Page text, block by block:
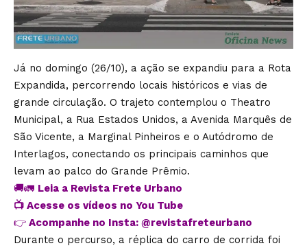
Já no domingo (26/10), a ação se expandiu para a Rota
Expandida, percorrendo locais históricos e vias de
grande circulação. O trajeto contemplou o Theatro
Municipal, a Rua Estados Unidos, a Avenida Marquês de
São Vicente, a Marginal Pinheiros e o Autódromo de
Interlagos, conectando os principais caminhos que
levam ao palco do Grande Prêmio.
🚚🚛 Leia a Revista Frete Urbano
📺 Acesse os vídeos no You Tube
👉 Acompanhe no Insta: @revistafreteurbano
Durante o percurso, a réplica do carro de corrida foi